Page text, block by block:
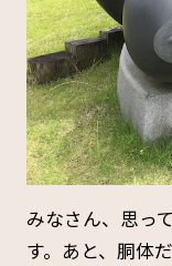
みなさん、思っ
す。あと、胴体